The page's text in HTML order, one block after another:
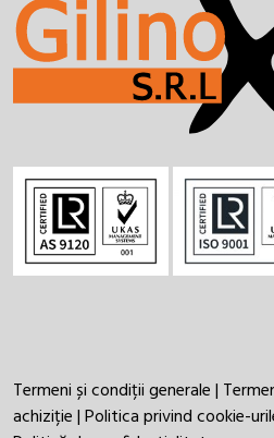
Termeni și condiții generale|
achiziție|Politica privind cookie-